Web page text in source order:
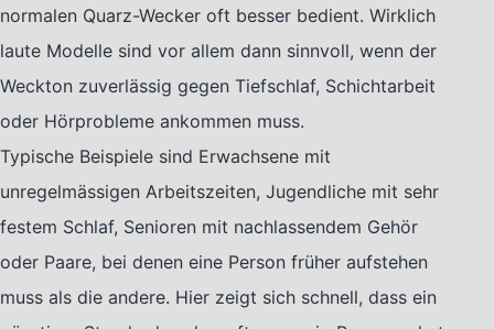
normalen Quarz-Wecker oft besser bedient. Wirklich
laute Modelle sind vor allem dann sinnvoll, wenn der
Weckton zuverlässig gegen Tiefschlaf, Schichtarbeit
oder Hörprobleme ankommen muss.
Typische Beispiele sind Erwachsene mit
unregelmässigen Arbeitszeiten, Jugendliche mit sehr
festem Schlaf, Senioren mit nachlassendem Gehör
oder Paare, bei denen eine Person früher aufstehen
muss als die andere. Hier zeigt sich schnell, dass ein